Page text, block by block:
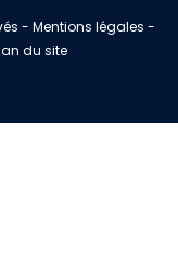
- Mentions légales -
du site